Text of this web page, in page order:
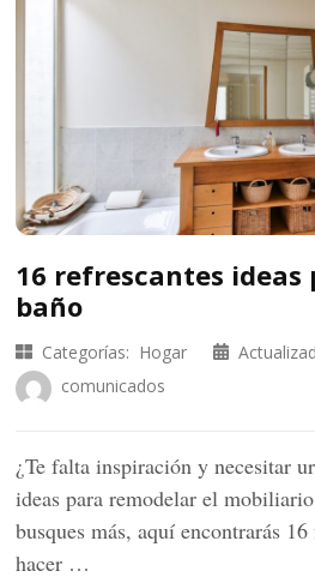
16 refrescantes
baño
Categorías: Hogar
comunicados
¿Te falta inspiración y necesitar
ideas para remodelar el
busques más, aquí encontrarás
hacer …